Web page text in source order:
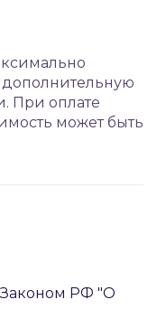
При оплате
может быть
Законом РФ "О